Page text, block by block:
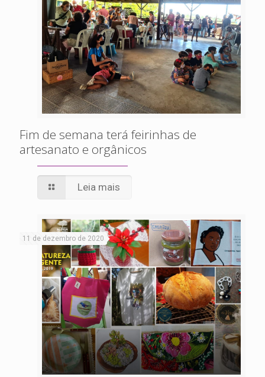
Fim de semana terá feirinhas de
artesanato e orgânicos
Leia mais
11 de dezembro de 2020